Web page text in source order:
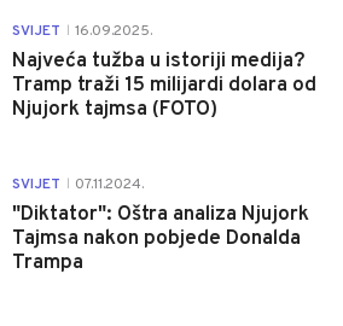
SVIJET 16.09.2025.
Najveća tužba u istoriji medija?
Tramp traži 15 milijardi dolara od
Njujork tajmsa (FOTO)
SVIJET 07.11.2024.
"Diktator": Oštra analiza Njujork
Tajmsa nakon pobjede Donalda
Trampa